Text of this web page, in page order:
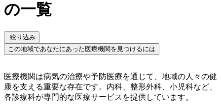
の一覧
絞り込み
この地域であなたにあった医療機関を見つけるには
医療機関は病気の治療や予防医療を通じて、地域の人々の健
康を支える重要な存在です。内科、整形外科、小児科など、
各診療科が専門的な医療サービスを提供しています。